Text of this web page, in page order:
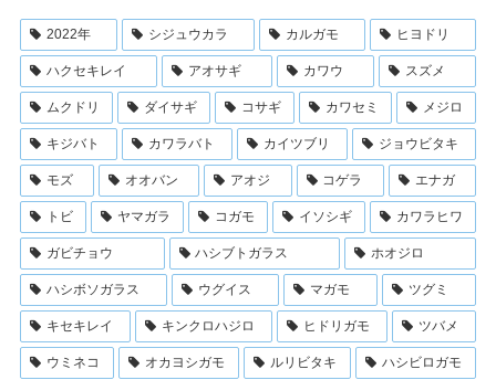
2022年 シジュウカラ カルガモ ヒヨドリ
ハクセキレイ アオサギ カワウ スズメ
ムクドリ ダイサギ コサギ カワセミ メジロ
キジバト カワラバト カイツブリ ジョウビタキ
モズ オオバン アオジ コゲラ エナガ
トビ ヤマガラ コガモ イソシギ カワラヒワ
ガビチョウ ハシブトガラス ホオジロ
ハシボソガラス ウグイス マガモ ツグミ
キセキレイ キンクロハジロ ヒドリガモ ツバメ
ウミネコ オカヨシガモ ルリビタキ ハシビロガモ